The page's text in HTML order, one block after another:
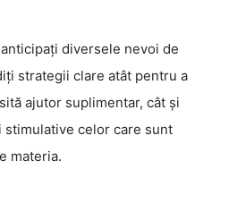
diversele nevoi de
strategii clare atât pentru a
ajutor suplimentar, cât și
celor care sunt
materia.